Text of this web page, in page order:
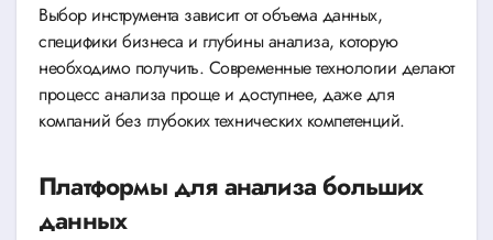
Выбор инструмента зависит от объема данных,
специфики бизнеса и глубины анализа, которую
необходимо получить. Современные технологии делают
процесс анализа проще и доступнее, даже для
компаний без глубоких технических компетенций.
Платформы для анализа больших
данных